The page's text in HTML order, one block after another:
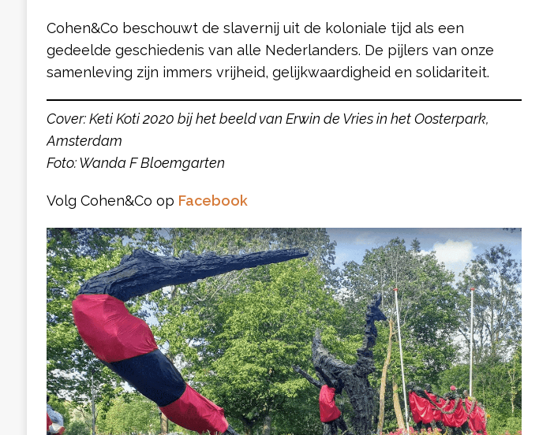
Cohen&Co beschouwt de slavernij uit de koloniale tijd als een
gedeelde geschiedenis van alle Nederlanders. De pijlers van onze
samenleving zijn immers vrijheid, gelijkwaardigheid en solidariteit.
Cover: Keti Koti 2020 bij het beeld van Erwin de Vries in het Oosterpark,
Amsterdam
Foto: Wanda F Bloemgarten
Volg Cohen&Co op Facebook